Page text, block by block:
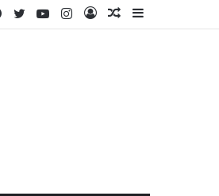
Sidebar
Random
Log
Instagram
YouTube
Twitter
Facebook